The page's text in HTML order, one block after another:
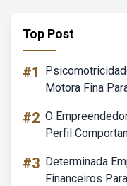
Top Post
#1
Motora Fina
#2 O
Perfil
#3 Determinada
Financeiros